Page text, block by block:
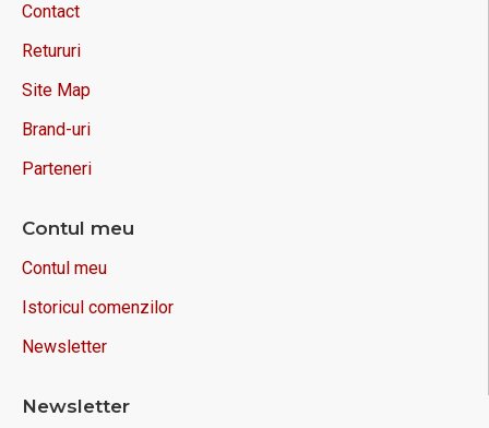
Contact
Retururi
Site Map
Brand-uri
Parteneri
Contul meu
Contul meu
Istoricul comenzilor
Newsletter
Newsletter